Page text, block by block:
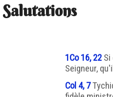
Salutations
1Co 16, 22
Seigneur,
Col 4, 7